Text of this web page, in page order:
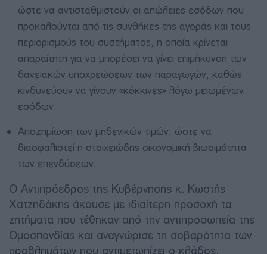
ώστε να αντισταθμιστούν οι απώλειες εσόδων που
προκαλούνται από τις συνθήκες της αγοράς και τους
περιορισμούς του συστήματος, η οποία κρίνεται
απαραίτητη για να μπορέσει να γίνει επιμήκυνση των
δανειακών υποχρεώσεων των παραγωγών, καθώς
κινδυνεύουν να γίνουν «κόκκινες» λόγω μειωμένων
εσόδων.
Αποζημίωση των μηδενικών τιμών, ώστε να
διασφαλιστεί η στοιχειώδης οικονομική βιωσιμότητα
των επενδύσεων.
Ο Αντιπρόεδρος της Κυβέρνησης κ. Κωστής
Χατζηδάκης άκουσε με ιδιαίτερη προσοχή τα
ζητήματα που τέθηκαν από την αντιπροσωπεία της
Ομοσπονδίας και αναγνώρισε τη σοβαρότητα των
προβλημάτων που αντιμετωπίζει ο κλάδος.